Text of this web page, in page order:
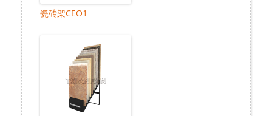
瓷砖架CEO1